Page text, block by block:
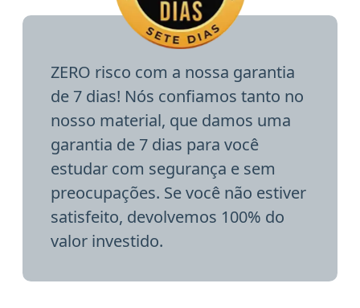
ZERO risco com a nossa garantia
de 7 dias! Nós confiamos tanto no
nosso material, que damos uma
garantia de 7 dias para você
estudar com segurança e sem
preocupações. Se você não estiver
satisfeito, devolvemos 100% do
valor investido.